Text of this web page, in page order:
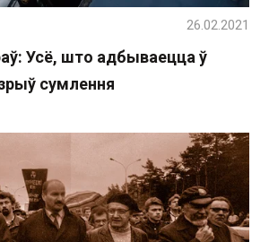
Усё, што адбываецца ў
сумлення
26.02.2021